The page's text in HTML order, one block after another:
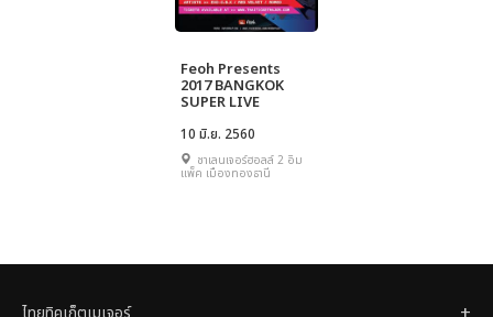
Feoh Presents
2017 BANGKOK
SUPER LIVE
10 มิ.ย. 2560
ชาเลนเจอร์ฮอลล์ 2 อิม
แพ็ค เมืองทองธานี